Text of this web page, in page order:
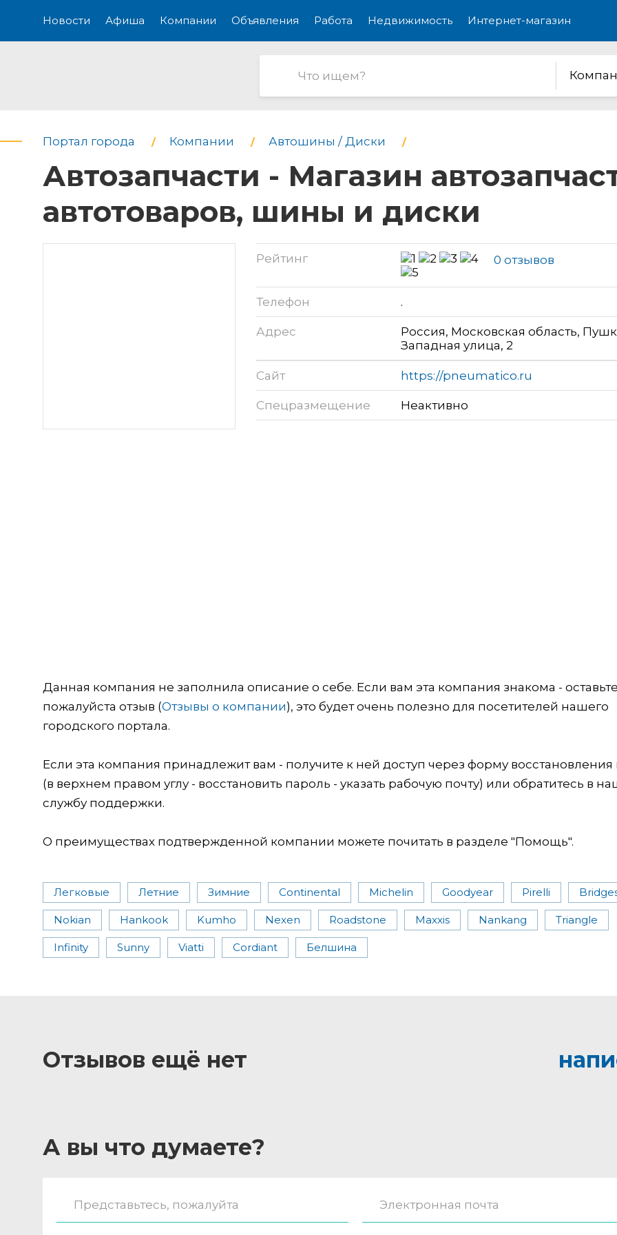
Новости Афиша Компании Объявления Работа Недвижимость Интернет-магазин
Портал города Компании Автошины / Диски
Автозапчасти - Магазин
автотоваров, шины и диски
Рейтинг 0 отзывов
Телефон .
Адрес
Россия, Московская область,
Западная улица, 2
Сайт https://pneumatico.ru
Спецразмещение Неактивно
Данная компания не заполнила описание о себе. Если вам эта компания знакома -
пожалуйста отзыв (Отзывы о компании), это будет очень полезно для посетителей нашего
городского портала.
Если эта компания принадлежит вам - получите к ней доступ через форму восстановления
(в верхнем правом углу - восстановить пароль - указать рабочую почту) или обратитесь в
службу поддержки.
О преимуществах подтвержденной компании можете почитать в разделе "Помощь".
Легковые Летние Зимние Continental Michelin Goodyear Pirelli
Nokian Hankook Kumho Nexen Roadstone Maxxis Nankang Triangle
Infinity Sunny Viatti Cordiant Белшина
Отзывов ещё нет
А вы что думаете?